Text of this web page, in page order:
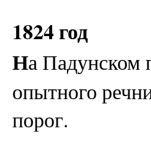
1824 год
На Падунском
опытного
порог.